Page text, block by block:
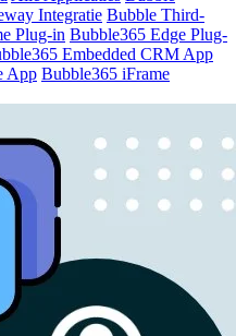
Integratie Bubble Third-
Plug-in Bubble365 Edge Plug-
Embedded CRM App
App Bubble365 iFrame